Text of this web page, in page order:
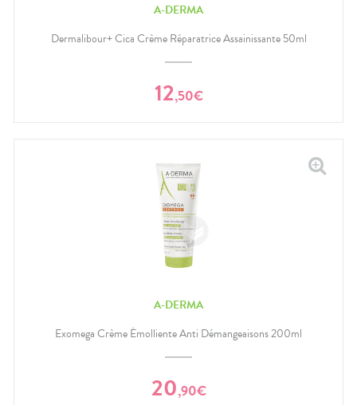
A-DERMA
Dermalibour+ Cica Crème Réparatrice Assainissante 50ml
12,50€
A-DERMA
Exomega Crème Émolliente Anti Démangeaisons 200ml
20,90€